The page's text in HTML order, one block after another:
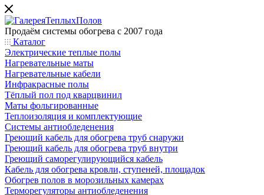
Продаём системы обогрева с 2007 года
Каталог
Электрические теплые полы
Нагревательные маты
Нагревательные кабели
Инфракрасные полы
Тёплый пол под кварцвинил
Маты фольгированные
Теплоизоляция и комплектующие
Системы антиобледенения
Греющий кабель для обогрева труб снаружи
Греющий кабель для обогрева труб внутри
Греющий саморегулирующийся кабель
Кабель для обогрева кровли, ступеней, площадок
Обогрев полов в морозильных камерах
Терморегуляторы антиобледенения